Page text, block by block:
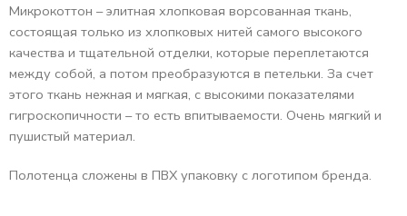
Микрокоттон – элитная хлопковая ворсованная ткань,
состоящая только из хлопковых нитей самого высокого
качества и тщательной отделки, которые переплетаются
между собой, а потом преобразуются в петельки. За счет
этого ткань нежная и мягкая, с высокими показателями
гигроскопичности – то есть впитываемости. Очень мягкий и
пушистый материал.
Полотенца сложены в ПВХ упаковку с логотипом бренда.